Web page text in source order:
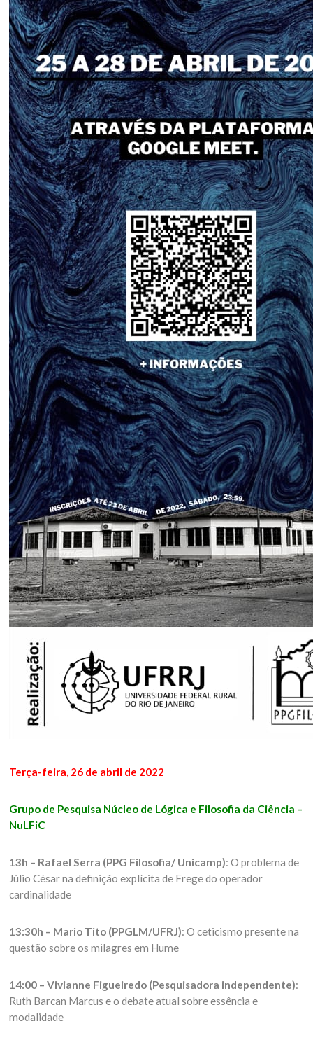
Terça-feira, 26 de abril de 2022
Grupo de Pesquisa Núcleo de Lógica e Filosofia da Ciência –
NuLFiC
13h – Rafael Serra (PPG Filosofia/ Unicamp): O problema de
Júlio César na definição explícita de Frege do operador
cardinalidade
13:30h – Mario Tito (PPGLM/UFRJ): O ceticismo presente na
questão sobre os milagres em Hume
14:00 – Vivianne Figueiredo (Pesquisadora independente):
Ruth Barcan Marcus e o debate atual sobre essência e
modalidade